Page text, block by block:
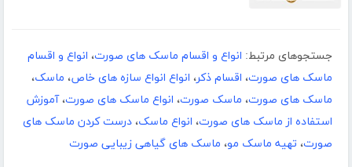
جستجوهای مرتبط: انواع و اقسام ماسک های صورت، انواع و اقسام
ماسک های صورت، اقسام ذکر، انواع انواع سازه های خاص، ماسک،
ماسک های صورت، ماسک صورت، انواع ماسک های صورت،آموزش
استفاده از ماسک های صورت، انواع ماسک، درست کردن ماسک های
صورت، تهیه ماسک مو، ماسک های گیاهی زیبایی صورت